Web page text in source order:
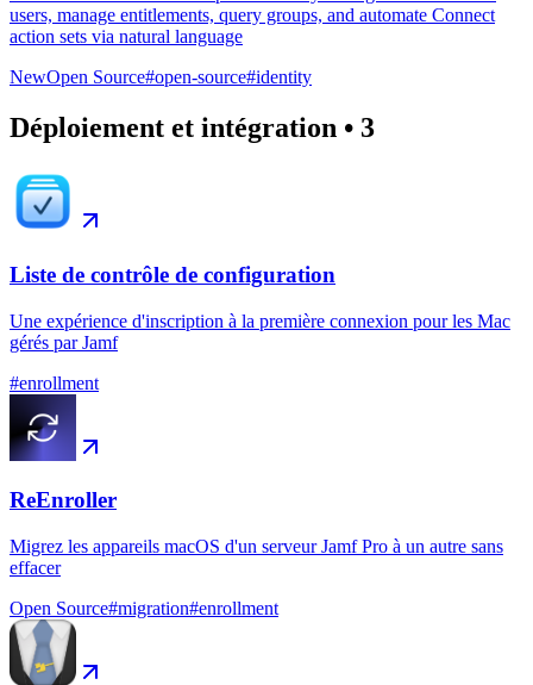
users, manage entitlements, query groups, and automate Connect
action sets via natural language
NewOpen Source#open-source#identity
Déploiement et intégration • 3
Liste de contrôle de configuration
Une expérience d'inscription à la première connexion pour les Mac
gérés par Jamf
#enrollment
ReEnroller
Migrez les appareils macOS d'un serveur Jamf Pro à un autre sans
effacer
Open Source#migration#enrollment